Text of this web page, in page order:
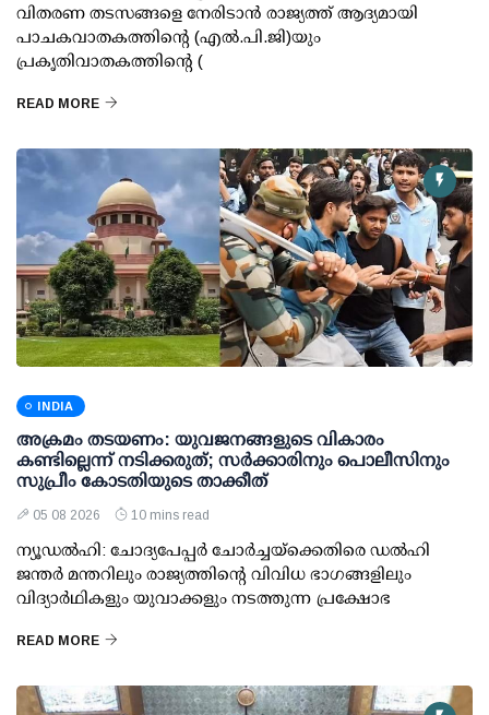
വിതരണ തടസങ്ങളെ നേരിടാന്‍ രാജ്യത്ത് ആദ്യമായി
പാചകവാതകത്തിന്റെ (എല്‍.പി.ജി)യും
പ്രകൃതിവാതകത്തിന്റെ (
READ MORE
INDIA
അക്രമം തടയണം: യുവജനങ്ങളുടെ വികാരം
കണ്ടില്ലെന്ന് നടിക്കരുത്; സര്‍ക്കാരിനും പൊലീസിനും
സുപ്രീം കോടതിയുടെ താക്കീത്
05 08 2026 10 mins read
ന്യൂഡല്‍ഹി: ചോദ്യപേപ്പര്‍ ചോര്‍ച്ചയ്ക്കെതിരെ ഡല്‍ഹി
ജന്തര്‍ മന്തറിലും രാജ്യത്തിന്റെ വിവിധ ഭാഗങ്ങളിലും
വിദ്യാര്‍ഥികളും യുവാക്കളും നടത്തുന്ന പ്രക്ഷോഭ
READ MORE